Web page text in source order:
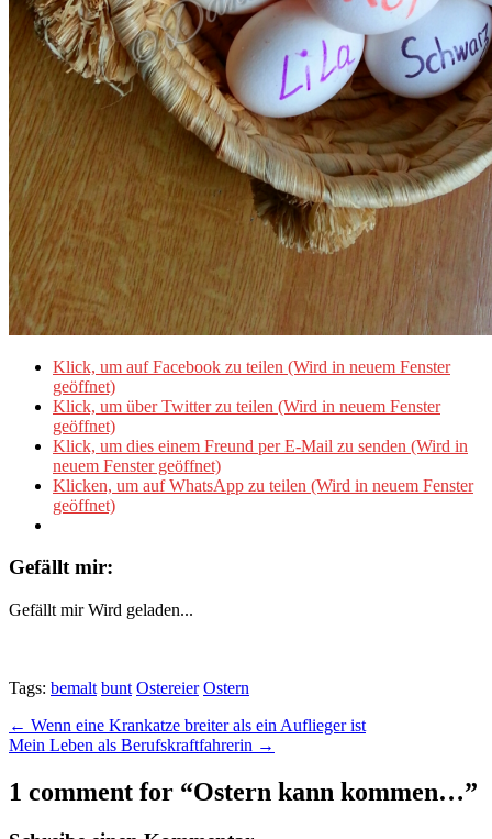
Klick, um auf Facebook zu teilen (Wird in neuem Fenster
geöffnet)
Klick, um über Twitter zu teilen (Wird in neuem Fenster
geöffnet)
Klick, um dies einem Freund per E-Mail zu senden (Wird in
neuem Fenster geöffnet)
Klicken, um auf WhatsApp zu teilen (Wird in neuem Fenster
geöffnet)
Gefällt mir:
Gefällt mir Wird geladen...
Tags: bemalt bunt Ostereier Ostern
Post
navigation
← Wenn eine Krankatze breiter als ein Auflieger ist
Mein Leben als Berufskraftfahrerin →
1 comment for “Ostern kann kommen…”